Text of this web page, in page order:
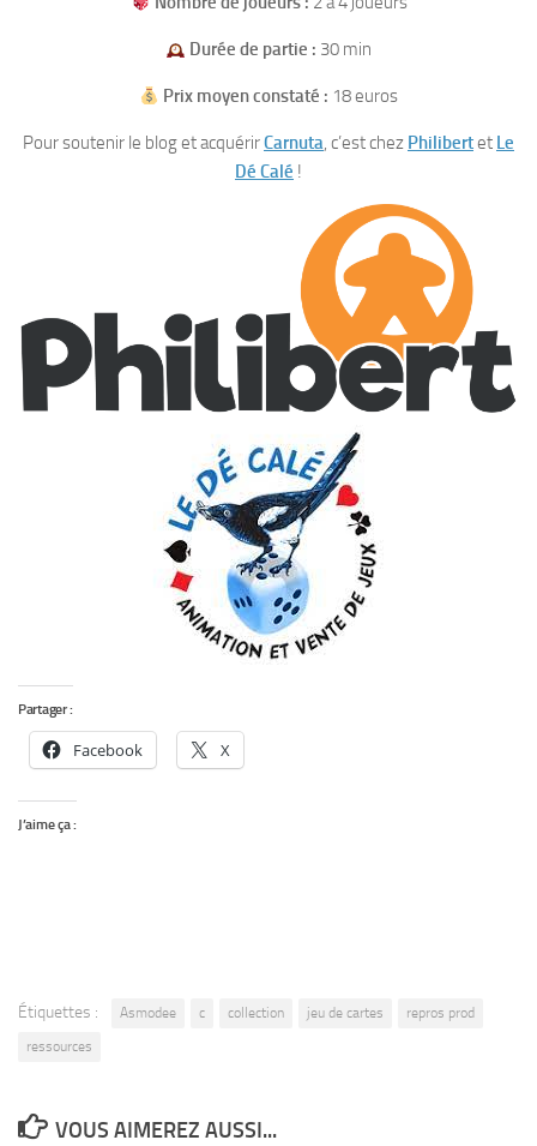
Durée de partie : 30 min
Prix moyen constaté : 18 euros
Pour soutenir le blog et acquérirCarnuta, c’est chez Philibertet Le
Dé Calé !
Partager :
Facebook X
J’aime ça :
Étiquettes : Asmodee c collection jeu de cartes
repros prod
ressources
VOUS AIMEREZ AUSSI...